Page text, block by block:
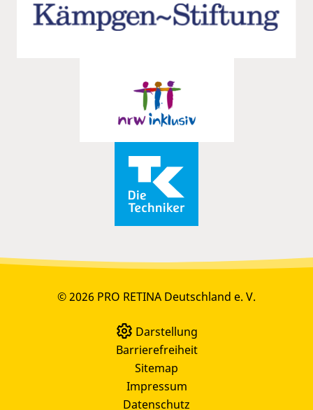
© 2026 PRO RETINA Deutschland e. V.
Darstellung
Barrierefreiheit
Sitemap
Impressum
Datenschutz